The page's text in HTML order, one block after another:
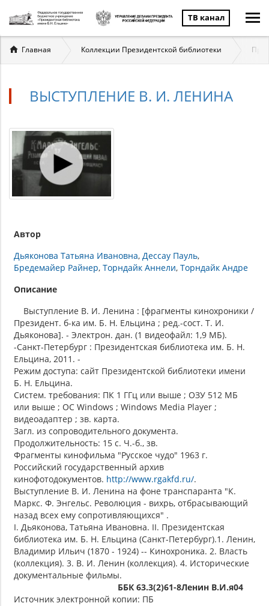
ТВ канал
Вы
здесь
Главная Коллекции Президентской библиотеки
ВЫСТУПЛЕНИЕ В. И. ЛЕНИНА
Автор
Дьяконова Татьяна Ивановна Дессау Пауль
Бредемайер Райнер Торндайк Аннели Торндайк Андре
Описание
Выступление В. И. Ленина : [фрагменты кинохроники /
Президент. б-ка им. Б. Н. Ельцина ; ред.-сост. Т. И.
Дьяконова]. - Электрон. дан. (1 видеофайл: 1,9 МБ).
-Санкт-Петербург : Президентская библиотека им. Б. Н.
Ельцина, 2011. -
Режим доступа: сайт Президентской библиотеки имени
Б. Н. Ельцина.
Систем. требования: ПК 1 ГГц или выше ; ОЗУ 512 МБ
или выше ; ОС Windows ; Windows Media Player ;
видеоадаптер ; зв. карта.
Загл. из сопроводительного документа.
Продолжительность: 15 с. Ч.-б., зв.
Фрагменты кинофильма "Русское чудо" 1963 г.
Российский государственный архив
кинофотодокументов. http://www.rgakfd.ru/.
Выступление В. И. Ленина на фоне транспаранта "К.
Маркс. Ф. Энгельс. Революция - вихрь, отбрасывающий
назад всех ему сопротивляющихся" .
I. Дьяконова, Татьяна Ивановна. II. Президентская
библиотека им. Б. Н. Ельцина (Санкт-Петербург).1. Ленин,
Владимир Ильич (1870 - 1924) -- Кинохроника. 2. Власть
(коллекция). 3. В. И. Ленин (коллекция). 4. Исторические
документальные фильмы.
ББК 63.3(2)61-8Ленин В.И.я04
Источник электронной копии: ПБ